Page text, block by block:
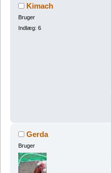
Kimach
Bruger
Indlæg: 6
Gerda
Bruger